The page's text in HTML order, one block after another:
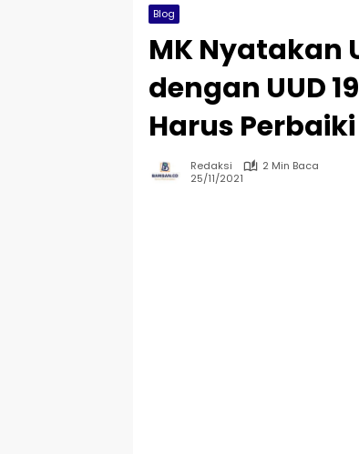
Blog
MK Nyatakan
dengan UUD
Harus Perbaiki
Redaksi
2 Min Baca
25/11/2021